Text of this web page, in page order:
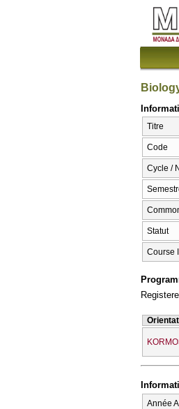
Titre
Code
Cycle /
Statut
Course
Année